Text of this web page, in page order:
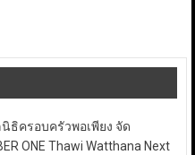
ธิครอบครัวพอเพียง จัด
ONE Thawi Watthana Next